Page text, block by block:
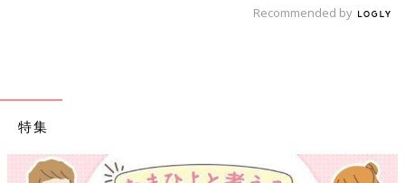
Recommended by
特集